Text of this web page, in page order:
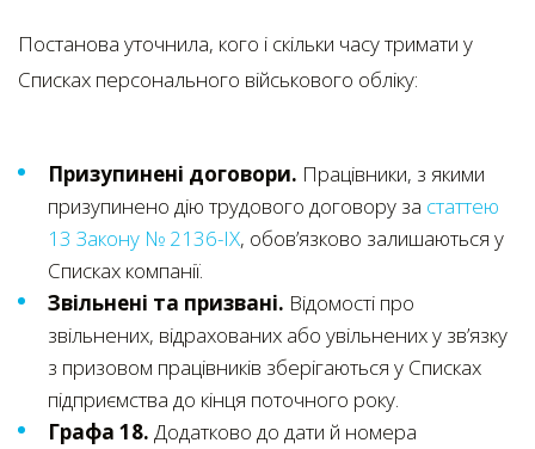
Постанова уточнила, кого і скільки часу тримати у
Списках персонального військового обліку:
Призупинені договори. Працівники, з якими
призупинено дію трудового договору за статтею
13 Закону № 2136-IX, обов’язково залишаються у
Списках компанії.
Звільнені та призвані. Відомості про
звільнених, відрахованих або увільнених у зв’язку
з призовом працівників зберігаються у Списках
підприємства до кінця поточного року.
Графа 18. Додатково до дати й номера